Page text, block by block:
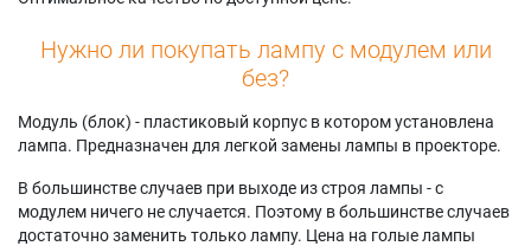
Нужно ли покупать лампу с модулем или
без?
Модуль (блок) - пластиковый корпус в котором установлена
лампа. Предназначен для легкой замены лампы в проекторе.
В большинстве случаев при выходе из строя лампы - с
модулем ничего не случается. Поэтому в большинстве случаев
достаточно заменить только лампу. Цена на голые лампы